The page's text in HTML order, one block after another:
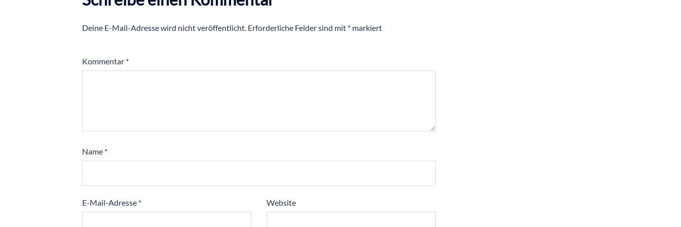
Deine E-Mail-Adresse wird nicht veröffentlicht. Erforderliche Felder sind mit * markiert
Kommentar *
Name *
E-Mail-Adresse * Website